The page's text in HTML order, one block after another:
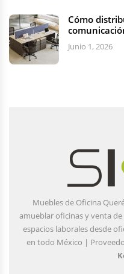
Cómo
Junio 1, 2026
Muebles de Oficina
amueblar oficinas y venta
espacios laborales desde
en todo México |